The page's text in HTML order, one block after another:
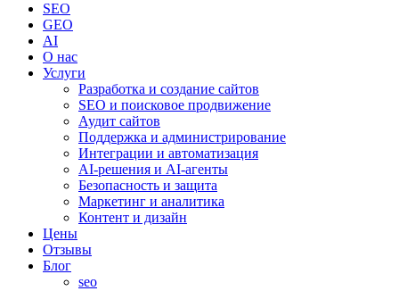
SEO
GEO
AI
О нас
Услуги
Разработка и создание сайтов
SEO и поисковое продвижение
Аудит сайтов
Поддержка и администрирование
Интеграции и автоматизация
AI-решения и AI-агенты
Безопасность и защита
Маркетинг и аналитика
Контент и дизайн
Цены
Отзывы
Блог
seo